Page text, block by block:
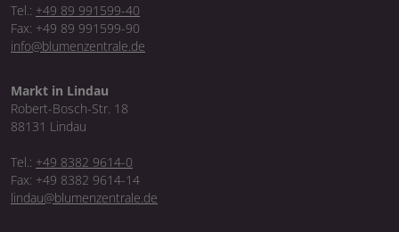
Tel.: +49 89 991599-40
Fax: +49 89 991599-90
info@blumenzentrale.de
Markt in Lindau
Robert-Bosch-Str. 18
88131 Lindau
Tel.: +49 8382 9614-0
Fax: +49 8382 9614-14
lindau@blumenzentrale.de